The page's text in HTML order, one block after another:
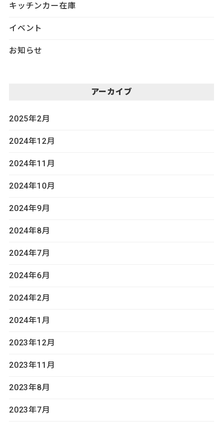
キッチンカー在庫
イベント
お知らせ
アーカイブ
2025年2月
2024年12月
2024年11月
2024年10月
2024年9月
2024年8月
2024年7月
2024年6月
2024年2月
2024年1月
2023年12月
2023年11月
2023年8月
2023年7月